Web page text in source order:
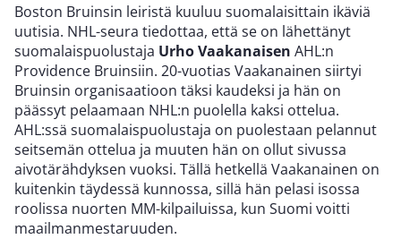
Boston Bruinsin leiristä kuuluu suomalaisittain ikäviä
uutisia. NHL-seura tiedottaa, että se on lähettänyt
suomalaispuolustaja Urho Vaakanaisen AHL:n
Providence Bruinsiin. 20-vuotias Vaakanainen siirtyi
Bruinsin organisaatioon täksi kaudeksi ja hän on
päässyt pelaamaan NHL:n puolella kaksi ottelua.
AHL:ssä suomalaispuolustaja on puolestaan pelannut
seitsemän ottelua ja muuten hän on ollut sivussa
aivotärähdyksen vuoksi. Tällä hetkellä Vaakanainen on
kuitenkin täydessä kunnossa, sillä hän pelasi isossa
roolissa nuorten MM-kilpailuissa, kun Suomi voitti
maailmanmestaruuden.